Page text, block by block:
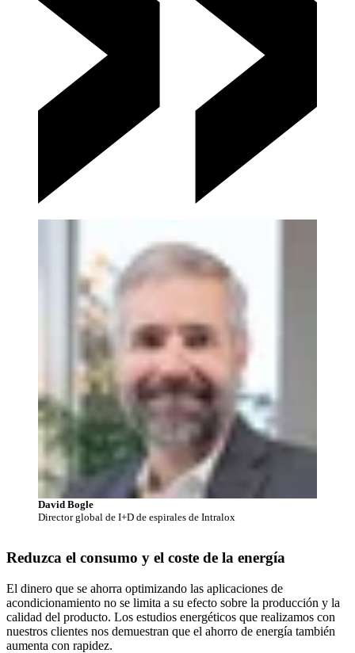
David Bogle
Director global de I+D de espirales de Intralox
Reduzca el consumo y el coste de la energía
El dinero que se ahorra optimizando las aplicaciones de
acondicionamiento no se limita a su efecto sobre la producción y la
calidad del producto. Los estudios energéticos que realizamos con
nuestros clientes nos demuestran que el ahorro de energía también
aumenta con rapidez.